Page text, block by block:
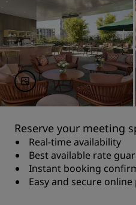
Reserve your meeting
Real-time availability
Best available rate
Instant booking
Easy and secure